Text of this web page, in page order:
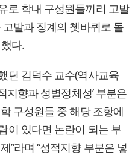
로 학내 구성원들끼리 고발
발과 징계의 쳇바퀴로 돌
다.
던 김덕수 교수(역사교육
지향과 성별정체성’ 부분은
구성원들 중 해당 조항에
이 있다면 논란이 되는 부
”라며 “성적지향 부분은 넣